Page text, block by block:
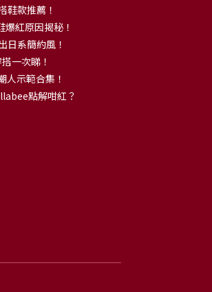
鞋款推薦！
紅原因揭秘！
日系簡約風！
一次睇！
示範合集！
點解咁紅？